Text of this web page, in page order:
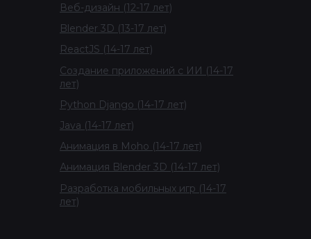
Веб-дизайн (12-17 лет)
Blender 3D (13-17 лет)
Python Django (14-17 лет)
Java (14-17 лет)
Анимация в Moho (14-17 лет)
ReactJS (14-17 лет)
Создание приложений с ИИ (14-17
лет)
Разработка мобильных игр (14-17
лет)
Анимация Blender 3D (14-17 лет)